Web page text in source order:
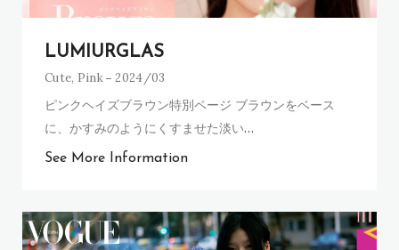
LUMIURGLAS
Cute, Pink 2024/03
ピンクヘイズブラウン特別ページ ブラウンをベース
に、かすみのようにくすませた淡い…
See More Information